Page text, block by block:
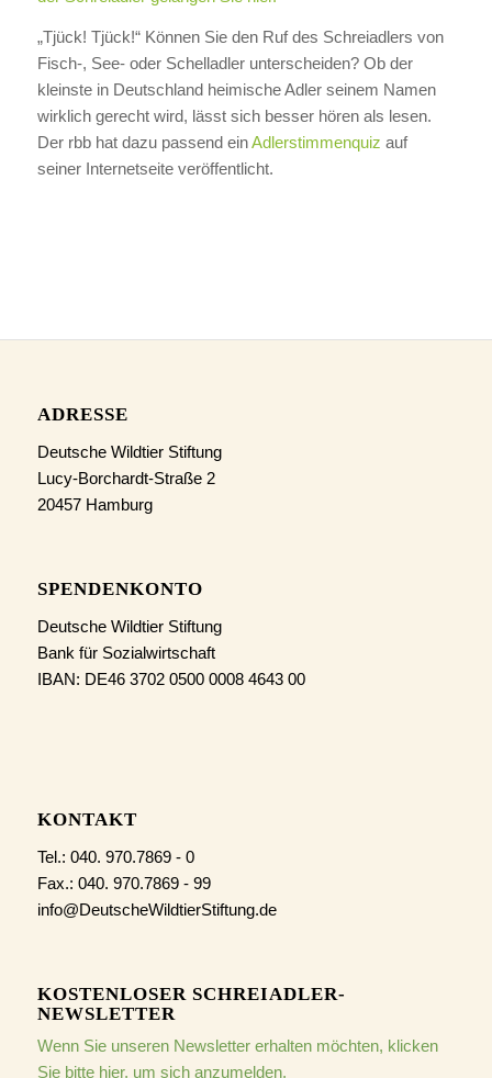
„Tjück! Tjück!“ Können Sie den Ruf des Schreiadlers von
Fisch-, See- oder Schelladler unterscheiden? Ob der
kleinste in Deutschland heimische Adler seinem Namen
wirklich gerecht wird, lässt sich besser hören als lesen.
Der rbb hat dazu passend einAdlerstimmenquiz auf
seiner Internetseite veröffentlicht.
ADRESSE
Deutsche Wildtier Stiftung
Lucy-Borchardt-Straße 2
20457 Hamburg
SPENDENKONTO
Deutsche Wildtier Stiftung
Bank für Sozialwirtschaft
IBAN: DE46 3702 0500 0008 4643 00
KONTAKT
Tel.: 040. 970.7869 - 0
Fax.: 040. 970.7869 - 99
info@DeutscheWildtierStiftung.de
KOSTENLOSER SCHREIADLER-
NEWSLETTER
Wenn Sie unseren Newsletter erhalten möchten, klicken
Sie bitte hier, um sich anzumelden.